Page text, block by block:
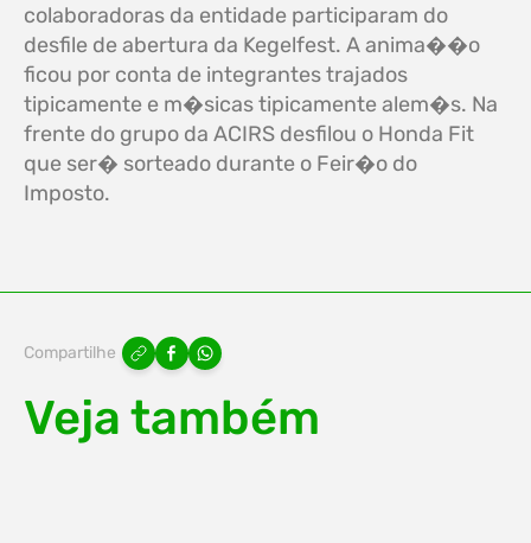
colaboradoras da entidade participaram do
desfile de abertura da Kegelfest. A anima��o
ficou por conta de integrantes trajados
tipicamente e m�sicas tipicamente alem�s. Na
frente do grupo da ACIRS desfilou o Honda Fit
que ser� sorteado durante o Feir�o do
Imposto.
Compartilhe
Veja também